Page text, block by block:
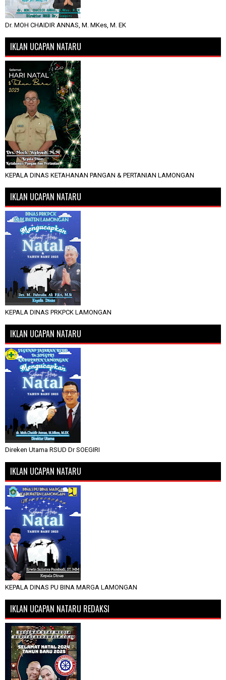
Dr. MOH CHAIDIR ANNAS, M. MKes, M. EK
IKLAN UCAPAN NATARU
KEPALA DINAS KETAHANAN PANGAN & PERTANIAN LAMONGAN
IKLAN UCAPAN NATARU
KEPALA DINAS PRKPCK LAMONGAN
IKLAN UCAPAN NATARU
Direken Utama RSUD Dr SOEGIRI
IKLAN UCAPAN NATARU
KEPALA DINAS PU BINA MARGA LAMONGAN
IKLAN UCAPAN NATARU REDAKSI